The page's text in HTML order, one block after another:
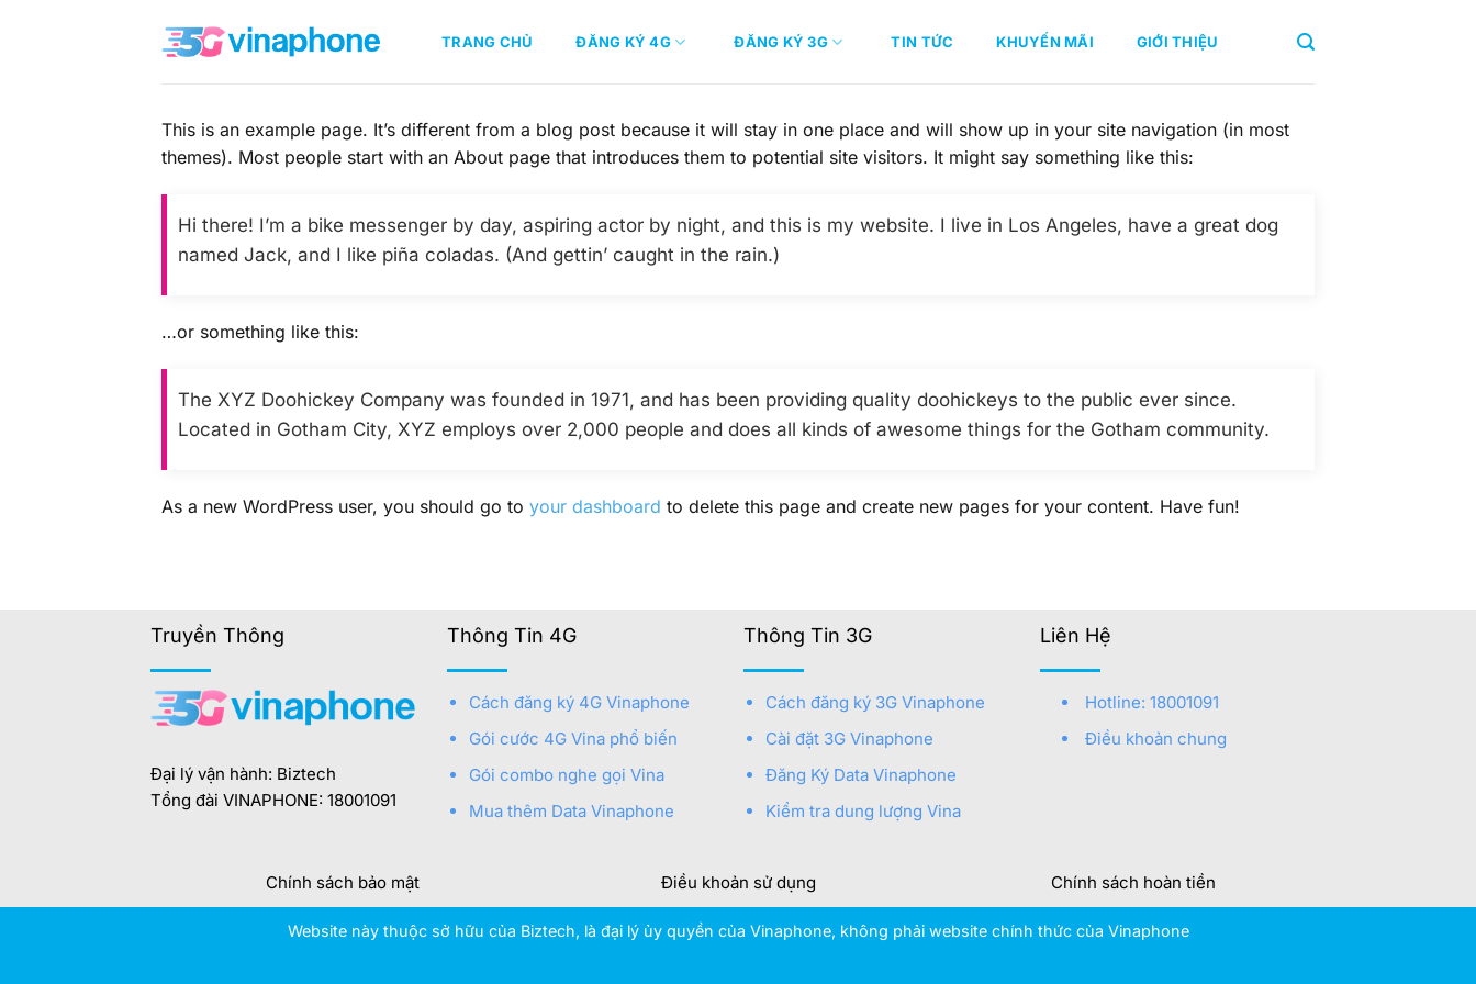
TRANG CHỦ ĐĂNG KÝ 4G ĐĂNG KÝ 3G TIN TỨC KHUYẾN MÃI GIỚI THIỆU
This is an example page. It’s different from a blog post because it will stay in one place and will show up in your site navigation (in most
themes). Most people start with an About page that introduces them to potential site visitors. It might say something like this:
Hi there! I’m a bike messenger by day, aspiring actor by night, and this is my website. I live in Los Angeles, have a great dog
named Jack, and I like piña coladas. (And gettin’ caught in the rain.)
…or something like this:
The XYZ Doohickey Company was founded in 1971, and has been providing quality doohickeys to the public ever since.
Located in Gotham City, XYZ employs over 2,000 people and does all kinds of awesome things for the Gotham community.
As a new WordPress user, you should go to your dashboard to delete this page and create new pages for your content. Have fun!
Truyền Thông
Đại lý vận hành: Biztech
Tổng đài VINAPHONE: 18001091
Thông Tin 4G
Cách đăng ký 4G Vinaphone
Gói cước 4G Vina phổ biến
Gói combo nghe gọi Vina
Mua thêm Data Vinaphone
Thông Tin 3G
Cách đăng ký 3G Vinaphone
Cài đặt 3G Vinaphone
Đăng Ký Data Vinaphone
Kiểm tra dung lượng Vina
Liên Hệ
Hotline: 18001091
Điều khoản chung
Chính sách bảo mật Điều khoản sử dụng Chính sách hoàn tiền
Website này thuộc sở hữu của Biztech, là đại lý ủy quyền của Vinaphone, không phải website chính thức của Vinaphone